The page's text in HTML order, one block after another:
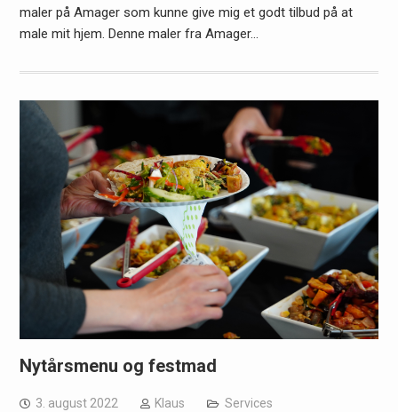
maler på Amager som kunne give mig et godt tilbud på at
male mit hjem. Denne maler fra Amager…
Nytårsmenu og festmad
3. august 2022 Klaus Services